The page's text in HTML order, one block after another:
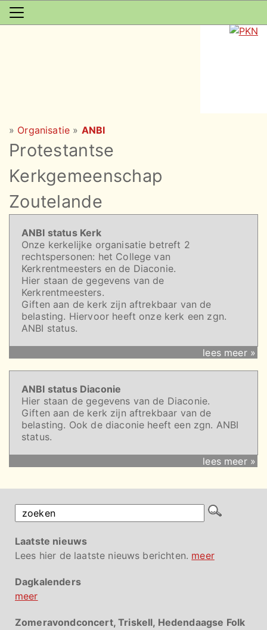
» Organisatie » ANBI
Protestantse
Kerkgemeenschap
Zoutelande
ANBI status Kerk
Onze kerkelijke organisatie betreft 2
rechtspersonen: het College van
Kerkrentmeesters en de Diaconie.
Hier staan de gegevens van de
Kerkrentmeesters.
Giften aan de kerk zijn aftrekbaar van de
belasting. Hiervoor heeft onze kerk een zgn.
ANBI status.
lees meer »
ANBI status Diaconie
Hier staan de gegevens van de Diaconie.
Giften aan de kerk zijn aftrekbaar van de
belasting. Ook de diaconie heeft een zgn. ANBI
status.
lees meer »
Laatste nieuws
Lees hier de laatste nieuws berichten. meer
Dagkalenders
meer
Zomeravondconcert, Triskell, Hedendaagse Folk